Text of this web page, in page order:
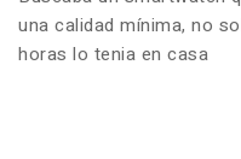
una calidad mínima, no
horas lo tenia en casa